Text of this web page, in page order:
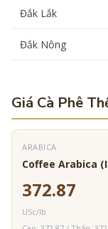
Đắk Lắk
Đắk Nông
Giá Cà Phê
ARABICA
Coffee Arabica
372.87
USc/lb